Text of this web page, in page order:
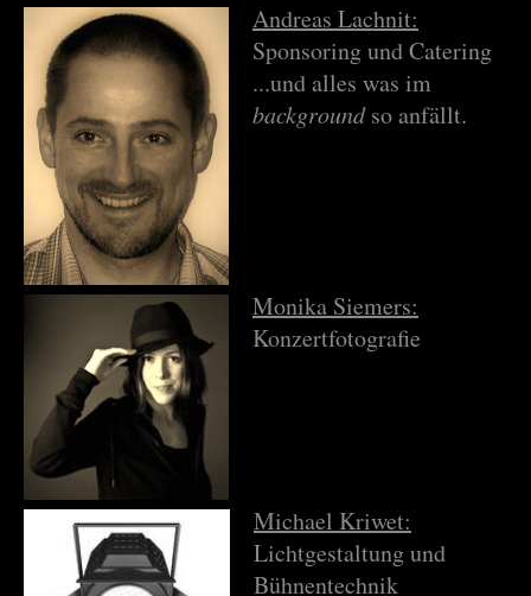
Andreas Lachnit:
Sponsoring und Catering
...und alles was im
backgroundso anfällt.
Monika Siemers:
Konzertfotografie
Michael Kriwet:
Lichtgestaltung und
Bühnentechnik